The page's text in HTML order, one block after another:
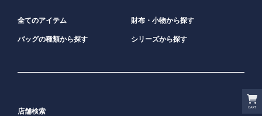
CART
全てのアイテム 財布・小物から探す
バッグの種類から探す シリーズから探す
店舗検索